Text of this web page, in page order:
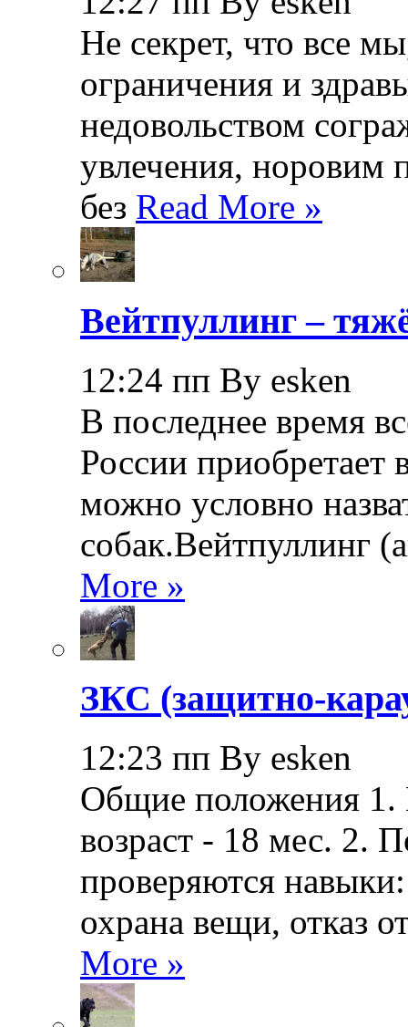
Не секрет, что все
ограничения и
недовольством
увлечения, норовим
без Read More »
Вейтпуллинг –
12:24 пп By esken
В последнее время
России приобретает
можно условно
собак.Вейтпуллинг
More »
ЗКС (защитно-
12:23 пп By esken
Общие положения
возраст - 18 мес. 2.
проверяются
охрана вещи, отказ
More »